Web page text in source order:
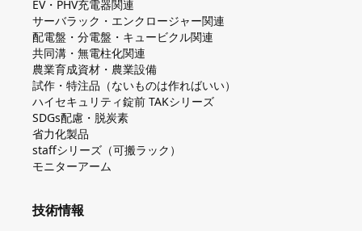
EV・PHV充電器関連
サーバラック・エンクロージャー関連
配電盤・分電盤・キュービクル関連
共同溝・無電柱化関連
農業育成資材・農業設備
試作・特注品（ないものは作ればいい）
ハイセキュリティ錠前 TAKシリーズ
SDGs配慮・脱炭素
省力化製品
staffシリーズ（可搬ラック）
モニターアーム
技術情報